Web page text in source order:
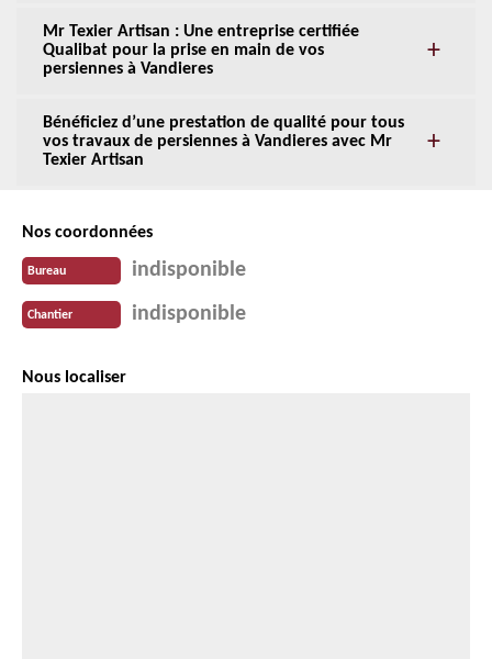
Mr Texier Artisan : Une entreprise certifiée
Qualibat pour la prise en main de vos
persiennes à Vandieres
Bénéficiez d’une prestation de qualité pour tous
vos travaux de persiennes à Vandieres avec Mr
Texier Artisan
Nos coordonnées
Bureau indisponible
Chantier indisponible
Nous localiser